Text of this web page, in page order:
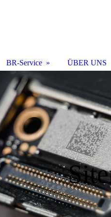
BR-Service ÜBER UNS